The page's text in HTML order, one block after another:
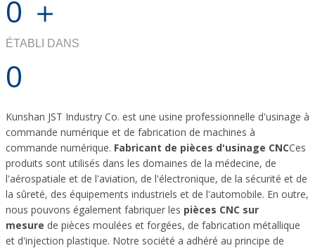
0 ＋
ÉTABLI DANS
0
Kunshan JST Industry Co. est une usine professionnelle d'usinage à
commande numérique et de fabrication de machines à
commande numérique. Fabricant de pièces d'usinage CNCCes
produits sont utilisés dans les domaines de la médecine, de
l'aérospatiale et de l'aviation, de l'électronique, de la sécurité et de
la sûreté, des équipements industriels et de l'automobile. En outre,
nous pouvons également fabriquer les pièces CNC sur
mesure de pièces moulées et forgées, de fabrication métallique
et d'injection plastique. Notre société a adhéré au principe de